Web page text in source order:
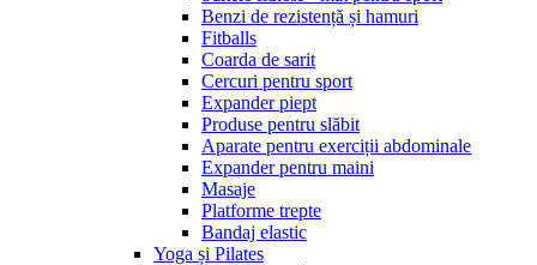
Benzi de rezistență și hamuri
Fitballs
Coarda de sarit
Cercuri pentru sport
Expander piept
Produse pentru slăbit
Aparate pentru exerciții abdominale
Expander pentru maini
Masaje
Platforme trepte
Bandaj elastic
Yoga și Pilates